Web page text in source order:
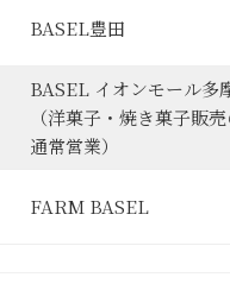
BASEL豊田
BASEL イオンモール多
（洋菓子・焼き菓子販
通常営業）
FARM BASEL